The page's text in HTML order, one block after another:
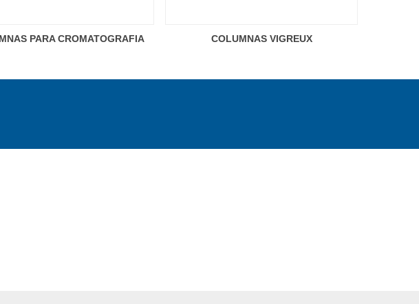
PARA CROMATOGRAFIA
COLUMNAS VIGREUX